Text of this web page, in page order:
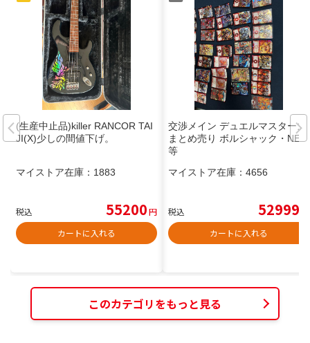
(生産中止品)killer RANCOR TAI
JI(X)少しの間値下げ。
マイストア在庫： 1883
税込 55200円
カートに入れる
交渉メイン デュエルマスターズ
まとめ売り ボルシャック・NEX
等
マイストア在庫： 4656
税込 52999
カートに入れる
このカテゴリをもっと見る